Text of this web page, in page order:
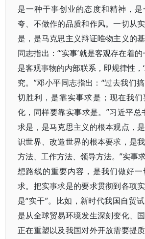
是一种干事创业的态度和精神，
夸、不做作的品质和作风。一切从
是，是马克思主义辩证唯物主义的
同志指出：“‘实事’就是客观存在着的
是客观事物的内部联系，即规律性，
究。”邓小平同志指出：“过去我们
切胜利，是靠实事求是；现在我
化，同样要靠实事求是。”习近平总
求是，是马克思主义的根本观点，
识世界、改造世界的根本要求，是
方法、工作方法、领导方法。”实事
想路线的重要内容，是我们做好
求。把实事求是的要求贯彻到各项
是“实干”。比如，新时代我国自贸
是从全球贸易环境发生深刻变化、
正在重塑以及我国对外开放需要提